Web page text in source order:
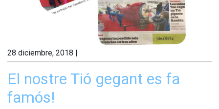
28 diciembre, 2018 |
El nostre Tió gegant es fa
famós!